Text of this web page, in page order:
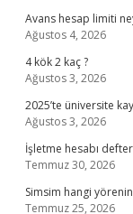
Avans hesap limiti
Ağustos 4, 2026
4 kök 2 kaç ?
Ağustos 3, 2026
2025’te üniversite
Ağustos 3, 2026
İşletme hesabı
Temmuz 30, 2026
Simsim hangi
Temmuz 25, 2026